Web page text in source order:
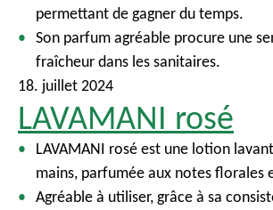
permettant de gagner du temps.
Son parfum agréable procure une
fraîcheur dans les sanitaires.
18. juillet 2024
LAVAMANI rosé
LAVAMANI rosé est une lotion
mains, parfumée aux notes florales
Agréable à utiliser, grâce à sa